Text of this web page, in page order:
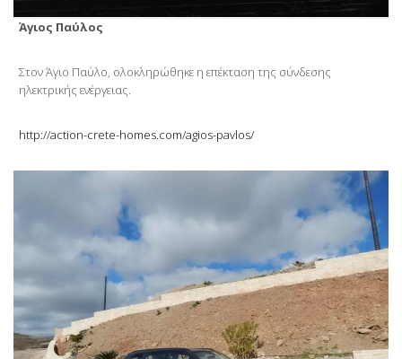
Άγιος Παύλος
Στον Άγιο Παύλο, ολοκληρώθηκε η επέκταση της σύνδεσης
ηλεκτρικής ενέργειας.
http://action-crete-homes.com/agios-pavlos/